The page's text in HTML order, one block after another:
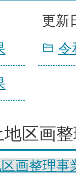
更新
令
区画
画整理事